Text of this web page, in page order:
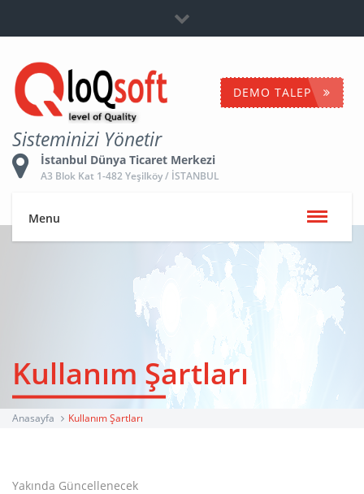
Bayilik
İletişime Geç
Sisteminizi Yönetir
İstanbul Dünya Ticaret Merkezi
A3 Blok Kat 1-482 Yeşilköy / İSTANBUL
DEMO TALEP
Menu
Kullanım Şartları
Anasayfa Kullanım Şartları
Yakında Güncellenecek